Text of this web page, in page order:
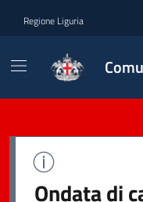
Regione Liguria
Ondata di